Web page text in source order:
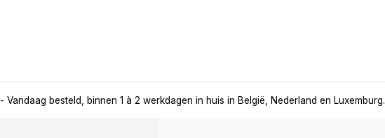
- Vandaag besteld, binnen 1 à 2 werkdagen in huis in België, Nederland en Luxemburg.